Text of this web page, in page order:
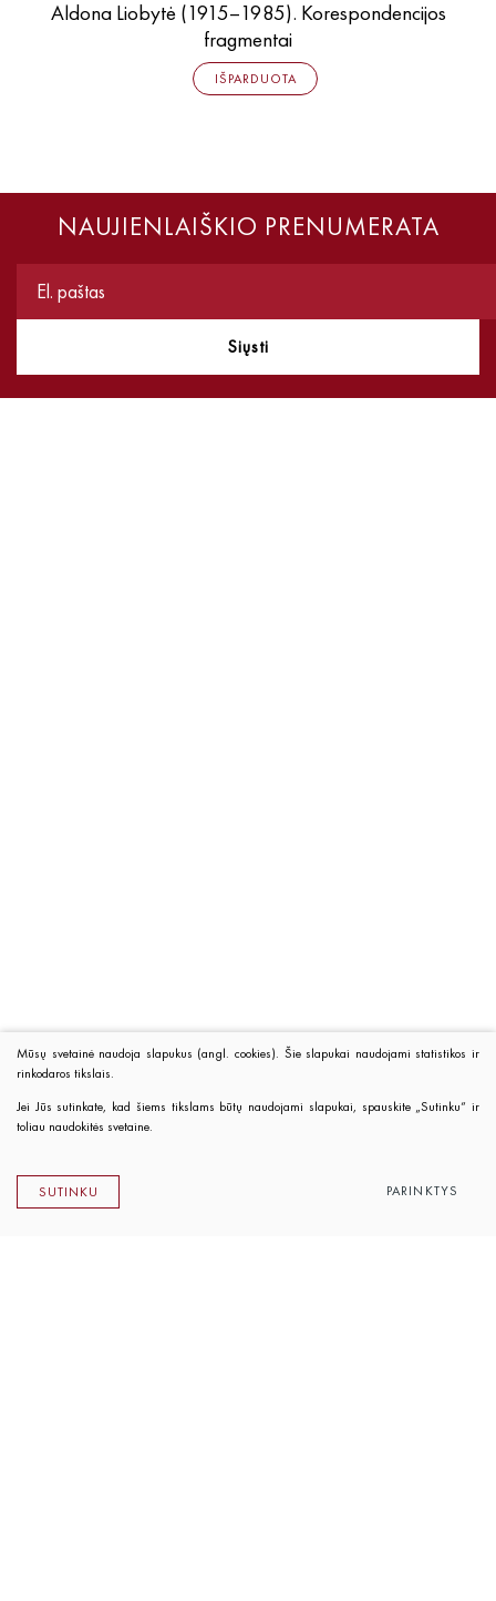
Aldona Liobytė (1915–1985). Korespondencijos
fragmentai
IŠPARDUOTA
NAUJIENLAIŠKIO PRENUMERATA
Siųsti
Mūsų svetainė naudoja slapukus (angl. cookies). Šie slapukai naudojami statistikos ir
rinkodaros tikslais.
Jei Jūs sutinkate, kad šiems tikslams būtų naudojami slapukai, spauskite „Sutinku“ ir
toliau naudokitės svetaine.
SUTINKU PARINKTYS